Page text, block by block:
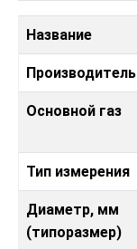
Название
Производитель
Основной газ
Тип измерения
Диаметр, мм
(типоразмер)